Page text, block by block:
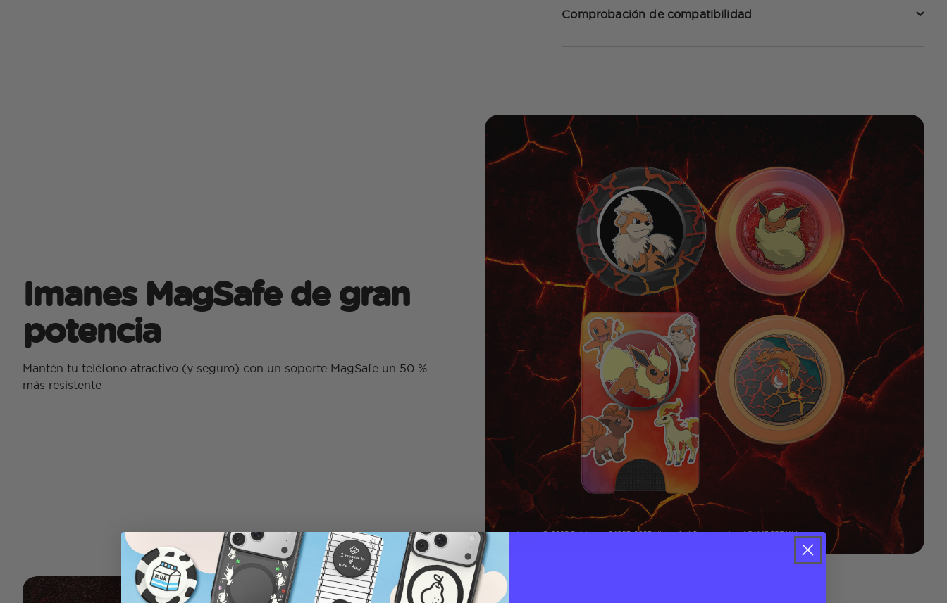
Comprobación de compatibilidad
Imanes MagSafe de gran
potencia
Mantén tu teléfono atractivo (y seguro) con un soporte MagSafe un 50 %
más resistente